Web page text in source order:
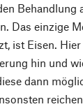
Behandlung
Das einzige
ist Eisen.
hin und
dann